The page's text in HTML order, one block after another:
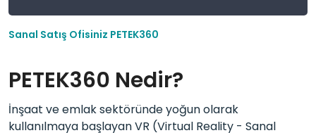
Sanal Satış Ofisiniz PETEK360
PETEK360 Nedir?
İnşaat ve emlak sektöründe yoğun olarak
kullanılmaya başlayan VR (Virtual Reality - Sanal